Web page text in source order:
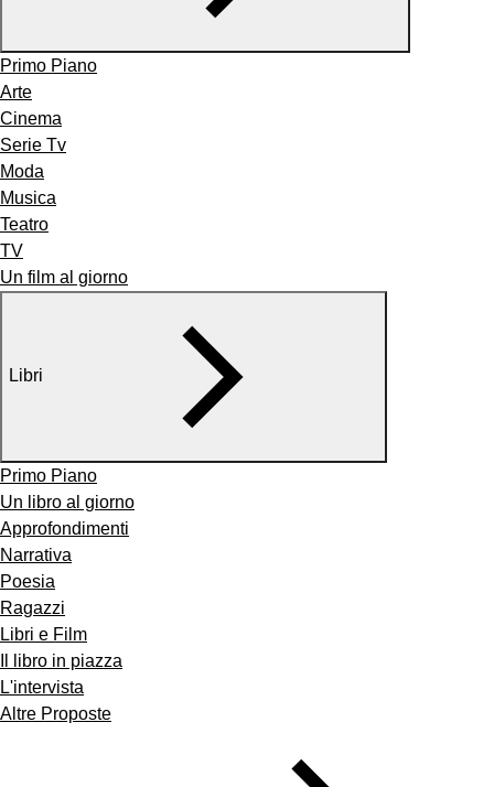
Primo Piano
Arte
Cinema
Serie Tv
Moda
Musica
Teatro
TV
Un film al giorno
Libri
Primo Piano
Un libro al giorno
Approfondimenti
Narrativa
Poesia
Ragazzi
Libri e Film
Il libro in piazza
L'intervista
Altre Proposte